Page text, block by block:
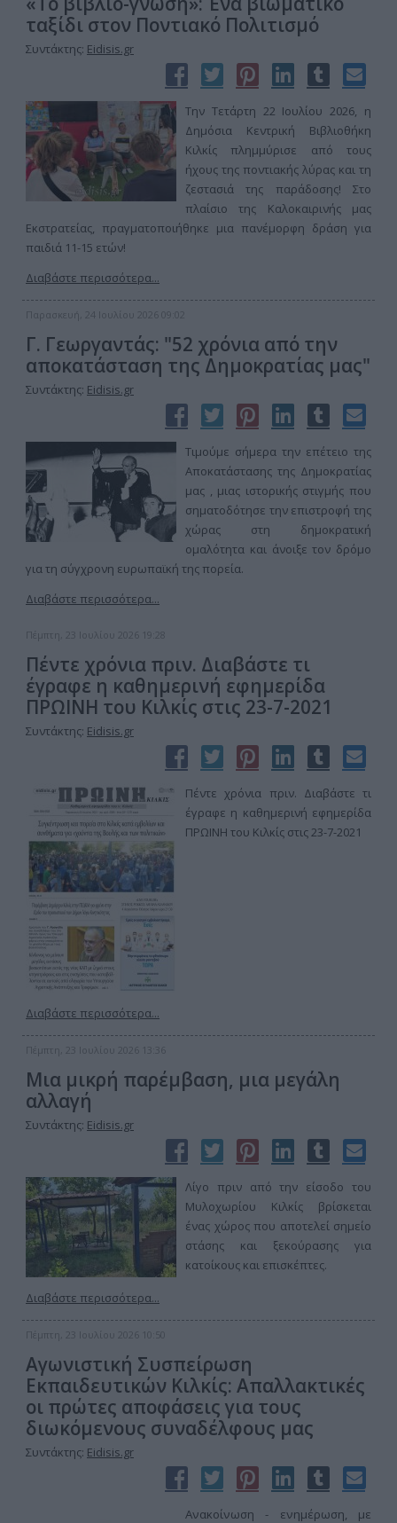
ταξίδι στον Ποντιακό Πολιτισμό
Συντάκτης: Eidisis.gr
Την Τετάρτη 22 Ιουλίου 2026, η
Δημόσια Κεντρική Βιβλιοθήκη
Κιλκίς πλημμύρισε από τους
ήχους της ποντιακής λύρας και τη
ζεστασιά της παράδοσης! Στο
πλαίσιο της Καλοκαιρινής μας
Εκστρατείας, πραγματοποιήθηκε μια πανέμορφη δράση για
παιδιά 11-15 ετών!
Διαβάστε περισσότερα...
Παρασκευή, 24 Ιουλίου 2026 09:02
Γ. Γεωργαντάς: "52 χρόνια από την
αποκατάσταση της Δημοκρατίας μας"
Συντάκτης: Eidisis.gr
Τιμούμε σήμερα την επέτειο της
Αποκατάστασης της Δημοκρατίας
μας , μιας ιστορικής στιγμής που
σηματοδότησε την επιστροφή της
χώρας στη δημοκρατική
ομαλότητα και άνοιξε τον δρόμο
για τη σύγχρονη ευρωπαϊκή της πορεία.
Διαβάστε περισσότερα...
Πέμπτη, 23 Ιουλίου 2026 19:28
Πέντε χρόνια πριν. Διαβάστε τι
έγραφε η καθημερινή εφημερίδα
ΠΡΩΙΝΗ του Κιλκίς στις 23-7-2021
Συντάκτης: Eidisis.gr
Πέντε χρόνια πριν. Διαβάστε τι
έγραφε η καθημερινή εφημερίδα
ΠΡΩΙΝΗ του Κιλκίς στις 23-7-2021
Διαβάστε περισσότερα...
Πέμπτη, 23 Ιουλίου 2026 13:36
Μια μικρή παρέμβαση, μια μεγάλη
αλλαγή
Συντάκτης: Eidisis.gr
Λίγο πριν από την είσοδο του
Μυλοχωρίου Κιλκίς βρίσκεται
ένας χώρος που αποτελεί σημείο
στάσης και ξεκούρασης για
κατοίκους και επισκέπτες.
Διαβάστε περισσότερα...
Πέμπτη, 23 Ιουλίου 2026 10:50
Αγωνιστική Συσπείρωση
Εκπαιδευτικών Κιλκίς: Απαλλακτικές
οι πρώτες αποφάσεις για τους
διωκόμενους συναδέλφους μας
Συντάκτης: Eidisis.gr
Ανακοίνωση - ενημέρωση, με